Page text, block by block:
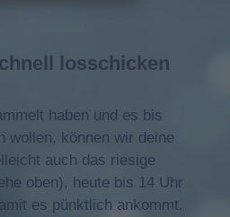
losschicken
haben und es bis
wollen, können wir deine
auch das riesige
oben), heute bis 14 Uhr
es pünktlich ankommt.